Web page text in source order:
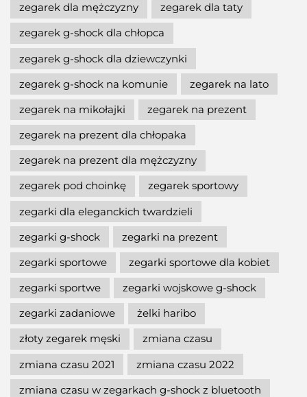
zegarek dla mężczyzny
zegarek dla taty
zegarek g-shock dla chłopca
zegarek g-shock dla dziewczynki
zegarek g-shock na komunie
zegarek na lato
zegarek na mikołajki
zegarek na prezent
zegarek na prezent dla chłopaka
zegarek na prezent dla mężczyzny
zegarek pod choinkę
zegarek sportowy
zegarki dla eleganckich twardzieli
zegarki g-shock
zegarki na prezent
zegarki sportowe
zegarki sportowe dla kobiet
zegarki sportwe
zegarki wojskowe g-shock
zegarki zadaniowe
żelki haribo
złoty zegarek męski
zmiana czasu
zmiana czasu 2021
zmiana czasu 2022
zmiana czasu w zegarkach g-shock z bluetooth